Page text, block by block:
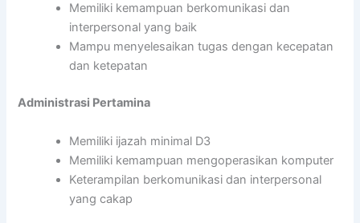
Memiliki kemampuan berkomunikasi dan
interpersonal yang baik
Mampu menyelesaikan tugas dengan kecepatan
dan ketepatan
Administrasi Pertamina
Memiliki ijazah minimal D3
Memiliki kemampuan mengoperasikan komputer
Keterampilan berkomunikasi dan interpersonal
yang cakap